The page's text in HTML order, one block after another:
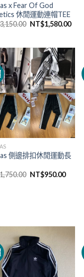
x Fear Of God
休閒運動連帽TEE
NT$1,580.00
側邊排扣休閒運動長
NT$950.00